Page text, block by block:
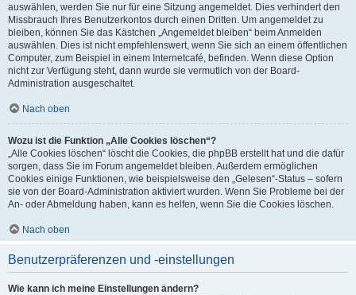
auswählen, werden Sie nur für eine Sitzung angemeldet. Dies verhindert den
Missbrauch Ihres Benutzerkontos durch einen Dritten. Um angemeldet zu
bleiben, können Sie das Kästchen „Angemeldet bleiben“ beim Anmelden
auswählen. Dies ist nicht empfehlenswert, wenn Sie sich an einem öffentlichen
Computer, zum Beispiel in einem Internetcafé, befinden. Wenn diese Option
nicht zur Verfügung steht, dann wurde sie vermutlich von der Board-
Administration ausgeschaltet.
Nach oben
Wozu ist die Funktion „Alle Cookies löschen“?
„Alle Cookies löschen“ löscht die Cookies, die phpBB erstellt hat und die dafür
sorgen, dass Sie im Forum angemeldet bleiben. Außerdem ermöglichen
Cookies einige Funktionen, wie beispielsweise den „Gelesen“-Status – sofern
sie von der Board-Administration aktiviert wurden. Wenn Sie Probleme bei der
An- oder Abmeldung haben, kann es helfen, wenn Sie die Cookies löschen.
Nach oben
Benutzerpräferenzen und -einstellungen
Wie kann ich meine Einstellungen ändern?